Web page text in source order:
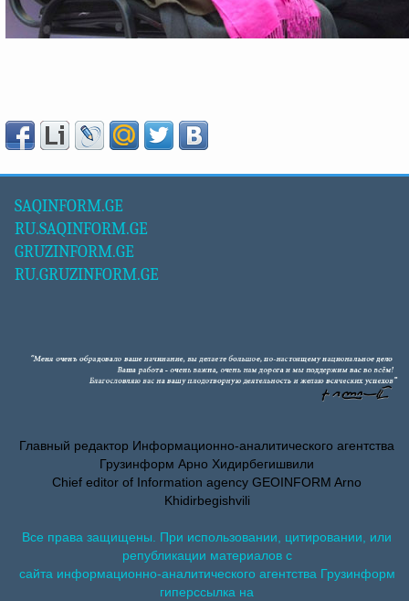
SAQINFORM.GE
RU.SAQINFORM.GE
GRUZINFORM.GE
RU.GRUZINFORM.GE
Главный редактор Информационно-аналитического агентства
Грузинформ Арно Хидирбегишвили
Chief editor of Information agency GEOINFORM Arno
Khidirbegishvili
Все права защищены. При использовании, цитировании, или
републикации материалов с
сайта информационно-аналитического агентства Грузинформ
гиперссылка на